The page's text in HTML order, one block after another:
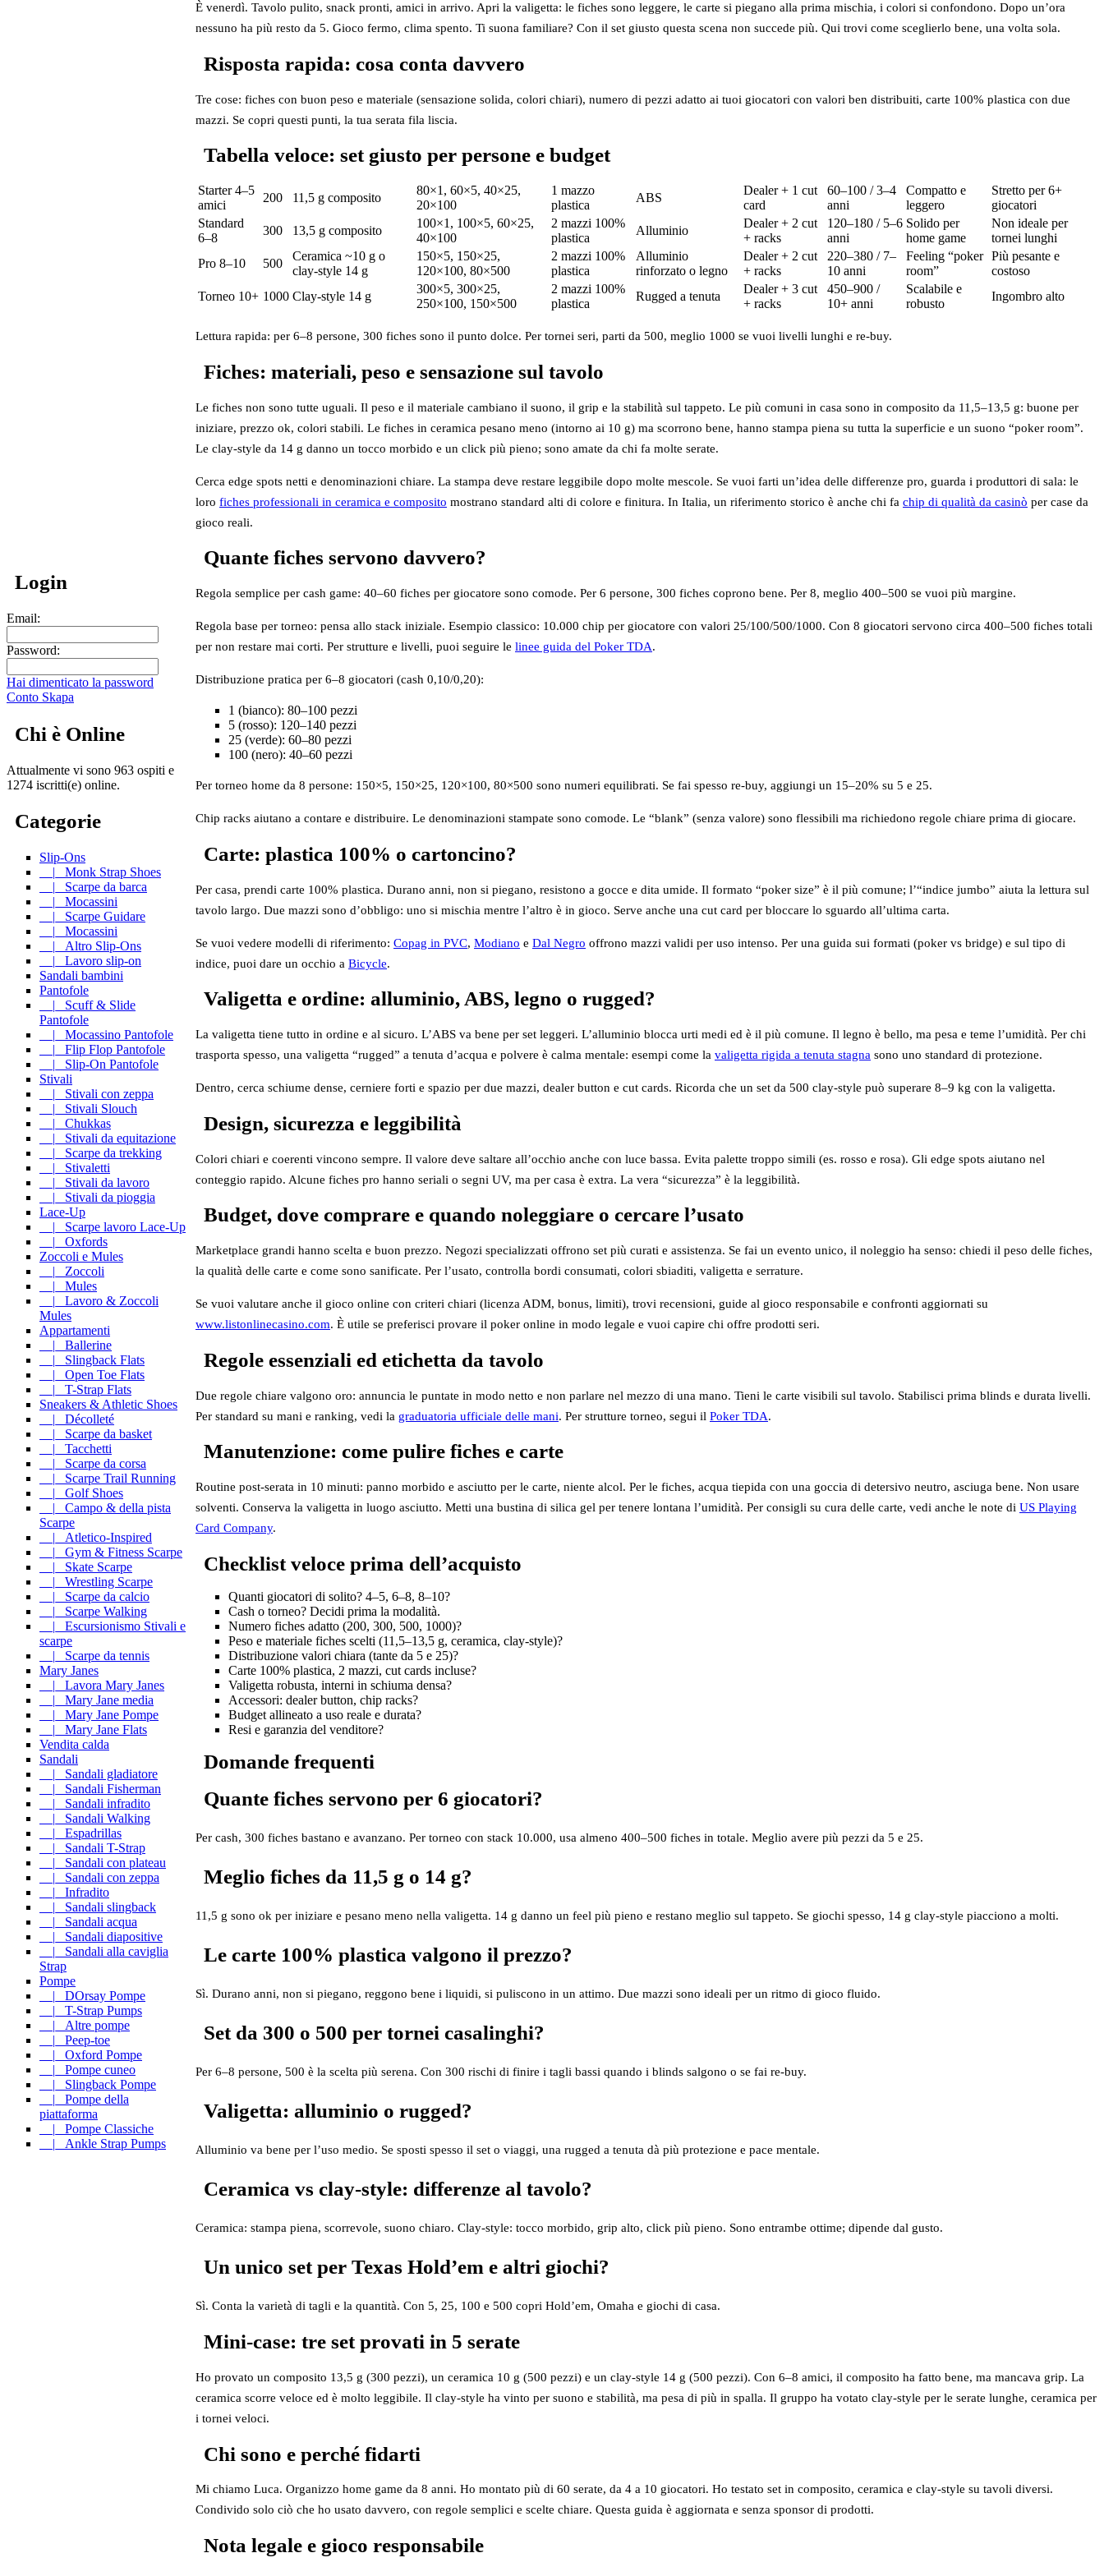
Login
Email:
Password:
Hai dimenticato la password
Conto Skapa
Chi è Online
Attualmente vi sono 963 ospiti e
1274 iscritti(e) online.
Categorie
Slip-Ons
|_ Monk Strap Shoes
|_ Scarpe da barca
|_ Mocassini
|_ Scarpe Guidare
|_ Mocassini
|_ Altro Slip-Ons
|_ Lavoro slip-on
Sandali bambini
Pantofole
|_ Scuff & Slide
Pantofole
|_ Mocassino Pantofole
|_ Flip Flop Pantofole
|_ Slip-On Pantofole
Stivali
|_ Stivali con zeppa
|_ Stivali Slouch
|_ Chukkas
|_ Stivali da equitazione
|_ Scarpe da trekking
|_ Stivaletti
|_ Stivali da lavoro
|_ Stivali da pioggia
Lace-Up
|_ Scarpe lavoro Lace-Up
|_ Oxfords
Zoccoli e Mules
|_ Zoccoli
|_ Mules
|_ Lavoro & Zoccoli
Mules
Appartamenti
|_ Ballerine
|_ Slingback Flats
|_ Open Toe Flats
|_ T-Strap Flats
Sneakers & Athletic Shoes
|_ Décolleté
|_ Scarpe da basket
|_ Tacchetti
|_ Scarpe da corsa
|_ Scarpe Trail Running
|_ Golf Shoes
|_ Campo & della pista
Scarpe
|_ Atletico-Inspired
|_ Gym & Fitness Scarpe
|_ Skate Scarpe
|_ Wrestling Scarpe
|_ Scarpe da calcio
|_ Scarpe Walking
|_ Escursionismo Stivali e
scarpe
|_ Scarpe da tennis
Mary Janes
|_ Lavora Mary Janes
|_ Mary Jane media
|_ Mary Jane Pompe
|_ Mary Jane Flats
Vendita calda
Sandali
|_ Sandali gladiatore
|_ Sandali Fisherman
|_ Sandali infradito
|_ Sandali Walking
|_ Espadrillas
|_ Sandali T-Strap
|_ Sandali con plateau
|_ Sandali con zeppa
|_ Infradito
|_ Sandali slingback
|_ Sandali acqua
|_ Sandali diapositive
|_ Sandali alla caviglia
Strap
Pompe
|_ DOrsay Pompe
|_ T-Strap Pumps
|_ Altre pompe
|_ Peep-toe
|_ Oxford Pompe
|_ Pompe cuneo
|_ Slingback Pompe
|_ Pompe della
piattaforma
|_ Pompe Classiche
|_ Ankle Strap Pumps
È venerdì. Tavolo pulito, snack pronti, amici in arrivo. Apri la valigetta: le fiches sono leggere, le carte si piegano alla prima mischia, i colori si confondono. Dopo un’ora
nessuno ha più resto da 5. Gioco fermo, clima spento. Ti suona familiare? Con il set giusto questa scena non succede più. Qui trovi come sceglierlo bene, una volta sola.
Risposta rapida: cosa conta davvero
Tre cose: fiches con buon peso e materiale (sensazione solida, colori chiari), numero di pezzi adatto ai tuoi giocatori con valori ben distribuiti, carte 100% plastica con due
mazzi. Se copri questi punti, la tua serata fila liscia.
Tabella veloce: set giusto per persone e budget
Starter 4–5
amici
200 11,5 g composito
80×1, 60×5, 40×25,
20×100
1 mazzo
plastica
ABS
Dealer + 1 cut
card
60–100 / 3–4
anni
Compatto e
leggero
Stretto per 6+
giocatori
Standard
6–8
300 13,5 g composito
100×1, 100×5, 60×25,
40×100
2 mazzi 100%
plastica
Alluminio
Dealer + 2 cut
+ racks
120–180 / 5–6
anni
Solido per
home game
Non ideale per
tornei lunghi
Pro 8–10
500
Ceramica ~10 g o
clay‑style 14 g
150×5, 150×25,
120×100, 80×500
2 mazzi 100%
plastica
Alluminio
rinforzato o legno
Dealer + 2 cut
+ racks
220–380 / 7–
10 anni
Feeling “poker
room”
Più pesante e
costoso
Torneo 10+ 1000 Clay‑style 14 g
300×5, 300×25,
250×100, 150×500
2 mazzi 100%
plastica
Rugged a tenuta
Dealer + 3 cut
+ racks
450–900 /
10+ anni
Scalabile e
robusto
Ingombro alto
Lettura rapida: per 6–8 persone, 300 fiches sono il punto dolce. Per tornei seri, parti da 500, meglio 1000 se vuoi livelli lunghi e re‑buy.
Fiches: materiali, peso e sensazione sul tavolo
Le fiches non sono tutte uguali. Il peso e il materiale cambiano il suono, il grip e la stabilità sul tappeto. Le più comuni in casa sono in composito da 11,5–13,5 g: buone per
iniziare, prezzo ok, colori stabili. Le fiches in ceramica pesano meno (intorno ai 10 g) ma scorrono bene, hanno stampa piena su tutta la superficie e un suono “poker room”.
Le clay‑style da 14 g danno un tocco morbido e un click più pieno; sono amate da chi fa molte serate.
Cerca edge spots netti e denominazioni chiare. La stampa deve restare leggibile dopo molte mescole. Se vuoi farti un’idea delle differenze pro, guarda i produttori di sala: le
loro fiches professionali in ceramica e composito mostrano standard alti di colore e finitura. In Italia, un riferimento storico è anche chi fa chip di qualità da casinò per case da
gioco reali.
Quante fiches servono davvero?
Regola semplice per cash game: 40–60 fiches per giocatore sono comode. Per 6 persone, 300 fiches coprono bene. Per 8, meglio 400–500 se vuoi più margine.
Regola base per torneo: pensa allo stack iniziale. Esempio classico: 10.000 chip per giocatore con valori 25/100/500/1000. Con 8 giocatori servono circa 400–500 fiches totali
per non restare mai corti. Per strutture e livelli, puoi seguire le linee guida del Poker TDA.
Distribuzione pratica per 6–8 giocatori (cash 0,10/0,20):
1 (bianco): 80–100 pezzi
5 (rosso): 120–140 pezzi
25 (verde): 60–80 pezzi
100 (nero): 40–60 pezzi
Per torneo home da 8 persone: 150×5, 150×25, 120×100, 80×500 sono numeri equilibrati. Se fai spesso re‑buy, aggiungi un 15–20% su 5 e 25.
Chip racks aiutano a contare e distribuire. Le denominazioni stampate sono comode. Le “blank” (senza valore) sono flessibili ma richiedono regole chiare prima di giocare.
Carte: plastica 100% o cartoncino?
Per casa, prendi carte 100% plastica. Durano anni, non si piegano, resistono a gocce e dita umide. Il formato “poker size” è il più comune; l’“indice jumbo” aiuta la lettura sul
tavolo largo. Due mazzi sono d’obbligo: uno si mischia mentre l’altro è in gioco. Serve anche una cut card per bloccare lo sguardo all’ultima carta.
Se vuoi vedere modelli di riferimento: Copag in PVC, Modiano e Dal Negro offrono mazzi validi per uso intenso. Per una guida sui formati (poker vs bridge) e sul tipo di
indice, puoi dare un occhio a Bicycle.
Valigetta e ordine: alluminio, ABS, legno o rugged?
La valigetta tiene tutto in ordine e al sicuro. L’ABS va bene per set leggeri. L’alluminio blocca urti medi ed è il più comune. Il legno è bello, ma pesa e teme l’umidità. Per chi
trasporta spesso, una valigetta “rugged” a tenuta d’acqua e polvere è calma mentale: esempi come la valigetta rigida a tenuta stagna sono uno standard di protezione.
Dentro, cerca schiume dense, cerniere forti e spazio per due mazzi, dealer button e cut cards. Ricorda che un set da 500 clay‑style può superare 8–9 kg con la valigetta.
Design, sicurezza e leggibilità
Colori chiari e coerenti vincono sempre. Il valore deve saltare all’occhio anche con luce bassa. Evita palette troppo simili (es. rosso e rosa). Gli edge spots aiutano nel
conteggio rapido. Alcune fiches pro hanno seriali o segni UV, ma per casa è extra. La vera “sicurezza” è la leggibilità.
Budget, dove comprare e quando noleggiare o cercare l’usato
Marketplace grandi hanno scelta e buon prezzo. Negozi specializzati offrono set più curati e assistenza. Se fai un evento unico, il noleggio ha senso: chiedi il peso delle fiches,
la qualità delle carte e come sono sanificate. Per l’usato, controlla bordi consumati, colori sbiaditi, valigetta e serrature.
Se vuoi valutare anche il gioco online con criteri chiari (licenza ADM, bonus, limiti), trovi recensioni, guide al gioco responsabile e confronti aggiornati su
www.listonlinecasino.com. È utile se preferisci provare il poker online in modo legale e vuoi capire chi offre prodotti seri.
Regole essenziali ed etichetta da tavolo
Due regole chiare valgono oro: annuncia le puntate in modo netto e non parlare nel mezzo di una mano. Tieni le carte visibili sul tavolo. Stabilisci prima blinds e durata livelli.
Per standard su mani e ranking, vedi la graduatoria ufficiale delle mani. Per strutture torneo, segui il Poker TDA.
Manutenzione: come pulire fiches e carte
Routine post‑serata in 10 minuti: panno morbido e asciutto per le carte, niente alcol. Per le fiches, acqua tiepida con una goccia di detersivo neutro, asciuga bene. Non usare
solventi. Conserva la valigetta in luogo asciutto. Metti una bustina di silica gel per tenere lontana l’umidità. Per consigli su cura delle carte, vedi anche le note di US Playing
Card Company.
Checklist veloce prima dell’acquisto
Quanti giocatori di solito? 4–5, 6–8, 8–10?
Cash o torneo? Decidi prima la modalità.
Numero fiches adatto (200, 300, 500, 1000)?
Peso e materiale fiches scelti (11,5–13,5 g, ceramica, clay‑style)?
Distribuzione valori chiara (tante da 5 e 25)?
Carte 100% plastica, 2 mazzi, cut cards incluse?
Valigetta robusta, interni in schiuma densa?
Accessori: dealer button, chip racks?
Budget allineato a uso reale e durata?
Resi e garanzia del venditore?
Domande frequenti
Quante fiches servono per 6 giocatori?
Per cash, 300 fiches bastano e avanzano. Per torneo con stack 10.000, usa almeno 400–500 fiches in totale. Meglio avere più pezzi da 5 e 25.
Meglio fiches da 11,5 g o 14 g?
11,5 g sono ok per iniziare e pesano meno nella valigetta. 14 g danno un feel più pieno e restano meglio sul tappeto. Se giochi spesso, 14 g clay‑style piacciono a molti.
Le carte 100% plastica valgono il prezzo?
Sì. Durano anni, non si piegano, reggono bene i liquidi, si puliscono in un attimo. Due mazzi sono ideali per un ritmo di gioco fluido.
Set da 300 o 500 per tornei casalinghi?
Per 6–8 persone, 500 è la scelta più serena. Con 300 rischi di finire i tagli bassi quando i blinds salgono o se fai re‑buy.
Valigetta: alluminio o rugged?
Alluminio va bene per l’uso medio. Se sposti spesso il set o viaggi, una rugged a tenuta dà più protezione e pace mentale.
Ceramica vs clay‑style: differenze al tavolo?
Ceramica: stampa piena, scorrevole, suono chiaro. Clay‑style: tocco morbido, grip alto, click più pieno. Sono entrambe ottime; dipende dal gusto.
Un unico set per Texas Hold’em e altri giochi?
Sì. Conta la varietà di tagli e la quantità. Con 5, 25, 100 e 500 copri Hold’em, Omaha e giochi di casa.
Mini‑case: tre set provati in 5 serate
Ho provato un composito 13,5 g (300 pezzi), un ceramica 10 g (500 pezzi) e un clay‑style 14 g (500 pezzi). Con 6–8 amici, il composito ha fatto bene, ma mancava grip. La
ceramica scorre veloce ed è molto leggibile. Il clay‑style ha vinto per suono e stabilità, ma pesa di più in spalla. Il gruppo ha votato clay‑style per le serate lunghe, ceramica per
i tornei veloci.
Chi sono e perché fidarti
Mi chiamo Luca. Organizzo home game da 8 anni. Ho montato più di 60 serate, da 4 a 10 giocatori. Ho testato set in composito, ceramica e clay‑style su tavoli diversi.
Condivido solo ciò che ho usato davvero, con regole semplici e scelte chiare. Questa guida è aggiornata e senza sponsor di prodotti.
Nota legale e gioco responsabile